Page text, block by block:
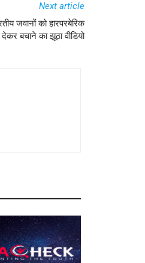
Next article
जवानों को हारपरबेरिक
बचाने का झूठा वीडियो